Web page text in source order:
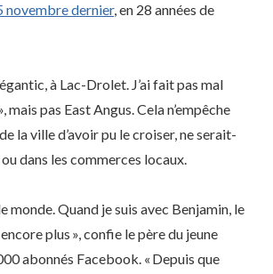
novembre dernier, en 28 années de
à Lac-Drolet. J’ai fait pas mal
mais pas East Angus. Cela n’empêche
la ville d’avoir pu le croiser, ne serait-
ou dans les commerces locaux.
monde. Quand je suis avec Benjamin, le
plus », confie le père du jeune
abonnés Facebook. « Depuis que